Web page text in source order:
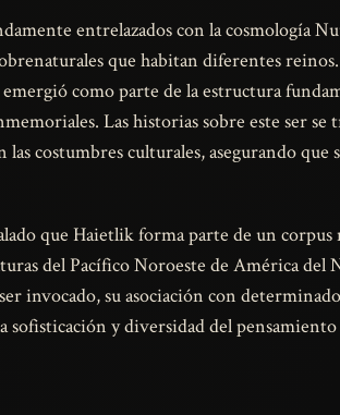
entrelazados con la cosmología
que habitan diferentes
como parte de la estructura
Las historias sobre este ser
costumbres culturales, asegurando
que Haietlik forma parte de un corpus
del Pacífico Noroeste de América del
invocado, su asociación con
y diversidad del